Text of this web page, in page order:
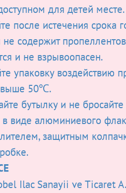
для детей месте.
после истечения срока
содержит
и не взрывоопасен.
упаковку воздействию
выше 50℃.
бутылку и не бросайте
в виде алюминиевого
защитным
Ilac Sanayii ve Ticaret